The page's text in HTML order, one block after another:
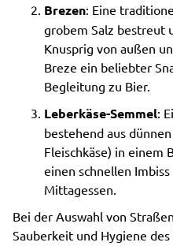
Brezen: Eine
grobem Salz bestreut
Knusprig von außen
Breze ein beliebter
Begleitung zu Bier.
Leberkäse-Semmel:
bestehend aus
Fleischkäse) in einem
einen schnellen
Mittagessen.
Bei der Auswahl von
Sauberkeit und Hygiene